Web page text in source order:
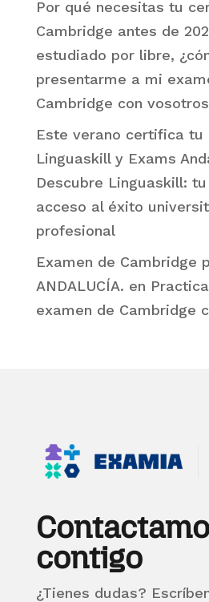
Por qué necesitas tu
Cambridge antes de
estudiado por libre,
presentarme a mi
Cambridge con
Este verano certifica tu
Linguaskill y Exams
Descubre Linguaskill:
acceso al éxito
profesional
Examen de Cambridge
ANDALUCÍA. en
examen de Cambridge
contigo
¿Tienes dudas?